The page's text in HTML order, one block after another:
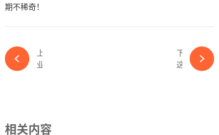
期不稀奇！
下一篇
这场守卫森严的闭门会细节曝光！光伏欧佩克，能否拯救光伏？-ky体育APP官网下载
相关内容